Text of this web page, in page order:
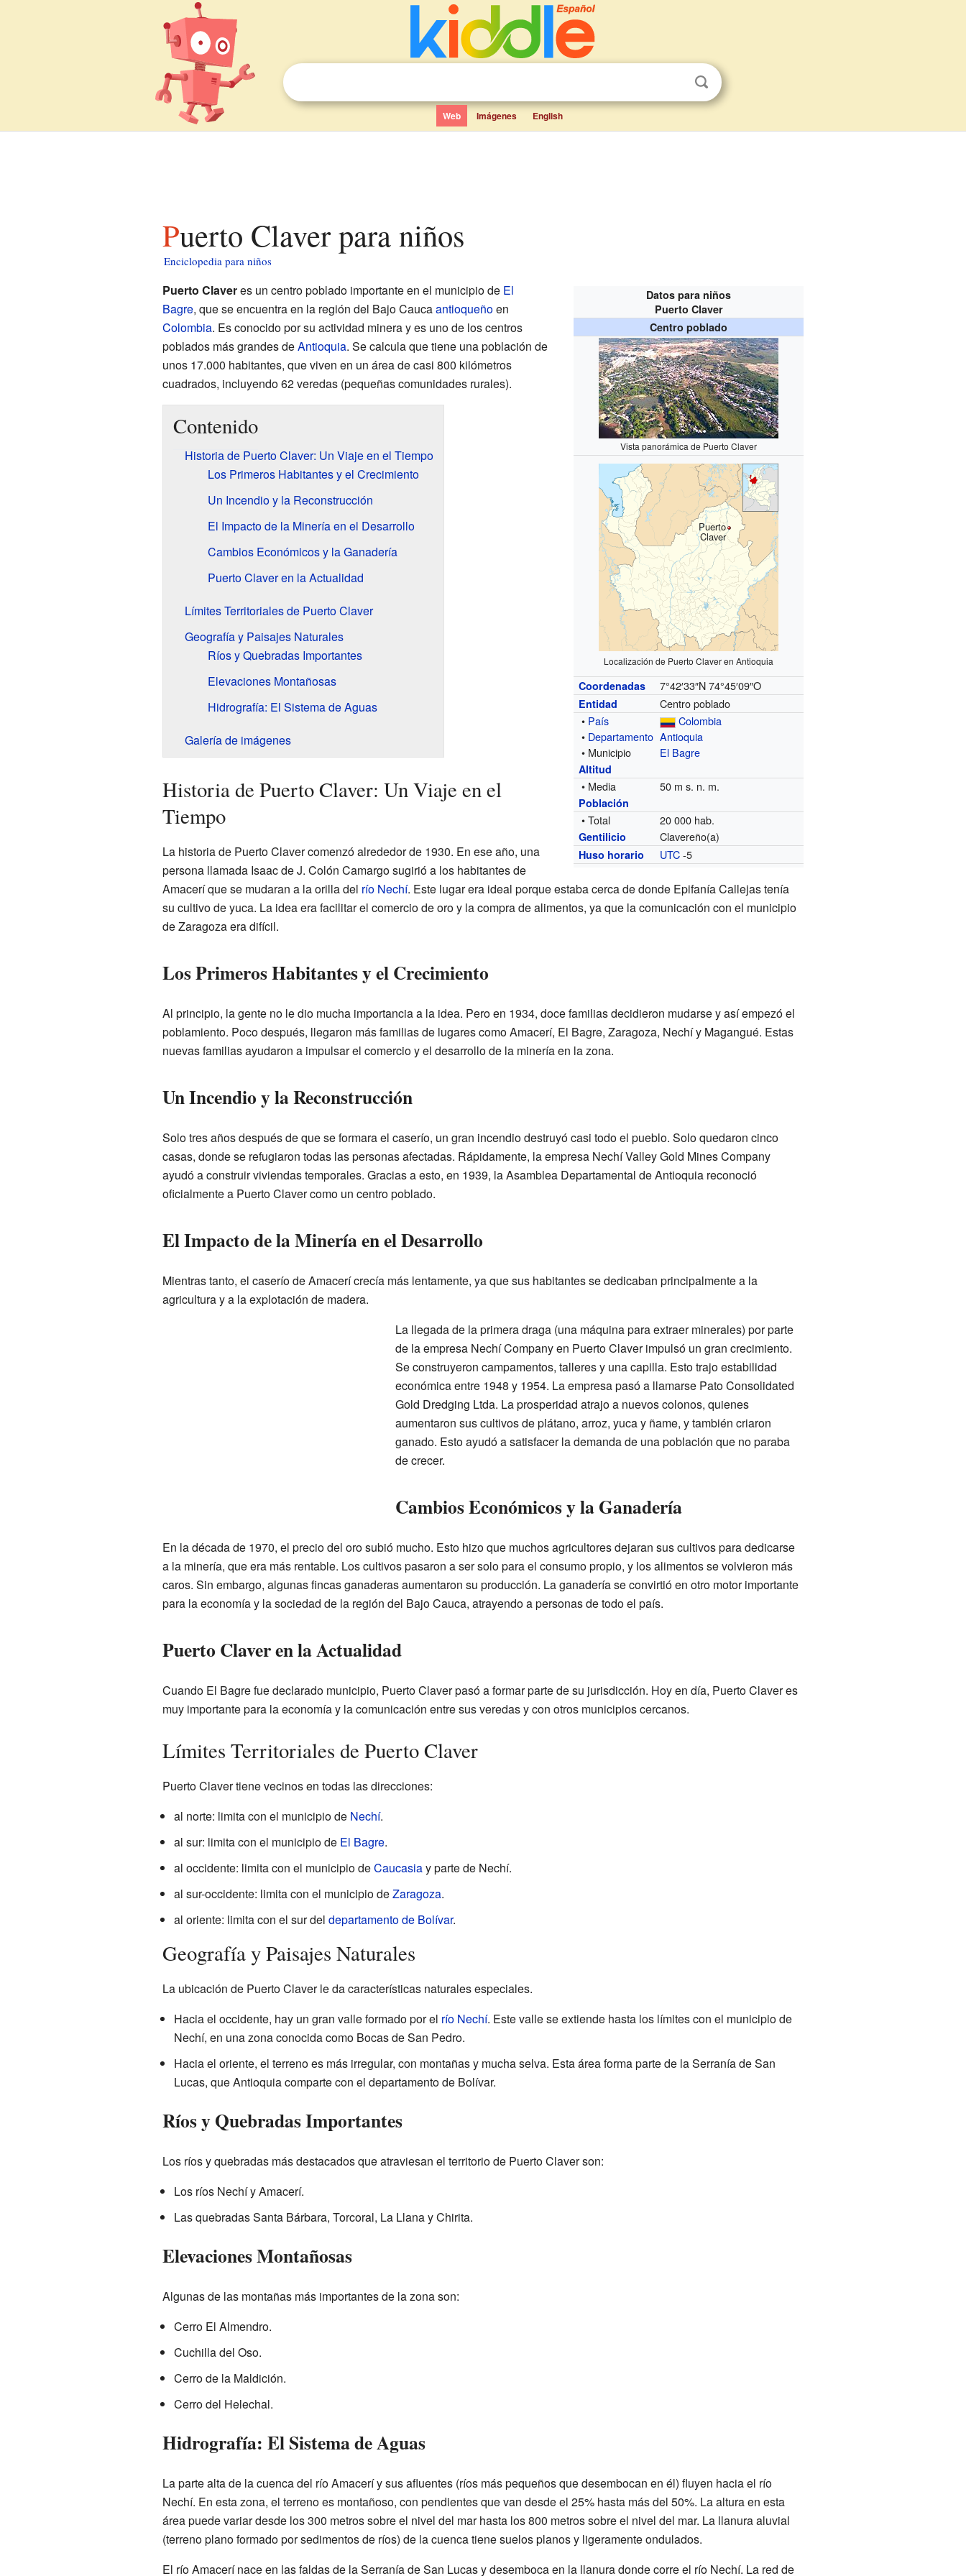
Web Imágenes English
Puerto Claver para niños
Enciclopedia para niños
Datos para niños
Puerto Claver
Centro poblado
Vista panorámica de Puerto Claver
Puerto
Claver
Localización de Puerto Claver en Antioquia
Coordenadas 7°42′33″N 74°45′09″O
Entidad
Centro poblado
• País
Colombia
• Departamento Antioquia
• Municipio
El Bagre
Altitud
• Media 50 m s. n. m.
Población
• Total 20 000 hab.
Gentilicio Clavereño(a)
Huso horario UTC-5
Puerto Claveres un centro poblado importante en el municipio de El
Bagre, que se encuentra en la región del Bajo Caucaantioqueñoen
Colombia. Es conocido por su actividad minera y es uno de los centros
poblados más grandes deAntioquia. Se calcula que tiene una población de
unos 17.000 habitantes, que viven en un área de casi 800 kilómetros
cuadrados, incluyendo 62 veredas (pequeñas comunidades rurales).
Contenido
Historia de Puerto Claver: Un Viaje en el Tiempo
Los Primeros Habitantes y el Crecimiento
Un Incendio y la Reconstrucción
El Impacto de la Minería en el Desarrollo
Cambios Económicos y la Ganadería
Puerto Claver en la Actualidad
Límites Territoriales de Puerto Claver
Geografía y Paisajes Naturales
Ríos y Quebradas Importantes
Elevaciones Montañosas
Hidrografía: El Sistema de Aguas
Galería de imágenes
Historia de Puerto Claver: Un Viaje en el
Tiempo
La historia de Puerto Claver comenzó alrededor de 1930. En ese año, una
persona llamada Isaac de J. Colón Camargo sugirió a los habitantes de
Amacerí que se mudaran a la orilla del río Nechí. Este lugar era ideal porque estaba cerca de donde Epifanía Callejas tenía
su cultivo de yuca. La idea era facilitar el comercio de oro y la compra de alimentos, ya que la comunicación con el municipio
de Zaragoza era difícil.
Los Primeros Habitantes y el Crecimiento
Al principio, la gente no le dio mucha importancia a la idea. Pero en 1934, doce familias decidieron mudarse y así empezó el
poblamiento. Poco después, llegaron más familias de lugares como Amacerí, El Bagre, Zaragoza, Nechí y Magangué. Estas
nuevas familias ayudaron a impulsar el comercio y el desarrollo de la minería en la zona.
Un Incendio y la Reconstrucción
Solo tres años después de que se formara el caserío, un gran incendio destruyó casi todo el pueblo. Solo quedaron cinco
casas, donde se refugiaron todas las personas afectadas. Rápidamente, la empresa Nechí Valley Gold Mines Company
ayudó a construir viviendas temporales. Gracias a esto, en 1939, la Asamblea Departamental de Antioquia reconoció
oficialmente a Puerto Claver como un centro poblado.
El Impacto de la Minería en el Desarrollo
Mientras tanto, el caserío de Amacerí crecía más lentamente, ya que sus habitantes se dedicaban principalmente a la
agricultura y a la explotación de madera.
La llegada de la primera draga (una máquina para extraer minerales) por parte
de la empresa Nechí Company en Puerto Claver impulsó un gran crecimiento.
Se construyeron campamentos, talleres y una capilla. Esto trajo estabilidad
económica entre 1948 y 1954. La empresa pasó a llamarse Pato Consolidated
Gold Dredging Ltda. La prosperidad atrajo a nuevos colonos, quienes
aumentaron sus cultivos de plátano, arroz, yuca y ñame, y también criaron
ganado. Esto ayudó a satisfacer la demanda de una población que no paraba
de crecer.
Cambios Económicos y la Ganadería
En la década de 1970, el precio del oro subió mucho. Esto hizo que muchos agricultores dejaran sus cultivos para dedicarse
a la minería, que era más rentable. Los cultivos pasaron a ser solo para el consumo propio, y los alimentos se volvieron más
caros. Sin embargo, algunas fincas ganaderas aumentaron su producción. La ganadería se convirtió en otro motor importante
para la economía y la sociedad de la región del Bajo Cauca, atrayendo a personas de todo el país.
Puerto Claver en la Actualidad
Cuando El Bagre fue declarado municipio, Puerto Claver pasó a formar parte de su jurisdicción. Hoy en día, Puerto Claver es
muy importante para la economía y la comunicación entre sus veredas y con otros municipios cercanos.
Límites Territoriales de Puerto Claver
Puerto Claver tiene vecinos en todas las direcciones:
al norte: limita con el municipio de Nechí.
al sur: limita con el municipio de El Bagre.
al occidente: limita con el municipio deCaucasiay parte de Nechí.
al sur-occidente: limita con el municipio deZaragoza.
al oriente: limita con el sur del departamento de Bolívar.
Geografía y Paisajes Naturales
La ubicación de Puerto Claver le da características naturales especiales.
Hacia el occidente, hay un gran valle formado por el río Nechí. Este valle se extiende hasta los límites con el municipio de
Nechí, en una zona conocida como Bocas de San Pedro.
Hacia el oriente, el terreno es más irregular, con montañas y mucha selva. Esta área forma parte de la Serranía de San
Lucas, que Antioquia comparte con el departamento de Bolívar.
Ríos y Quebradas Importantes
Los ríos y quebradas más destacados que atraviesan el territorio de Puerto Claver son:
Los ríos Nechí y Amacerí.
Las quebradas Santa Bárbara, Torcoral, La Llana y Chirita.
Elevaciones Montañosas
Algunas de las montañas más importantes de la zona son:
Cerro El Almendro.
Cuchilla del Oso.
Cerro de la Maldición.
Cerro del Helechal.
Hidrografía: El Sistema de Aguas
La parte alta de la cuenca del río Amacerí y sus afluentes (ríos más pequeños que desembocan en él) fluyen hacia el río
Nechí. En esta zona, el terreno es montañoso, con pendientes que van desde el 25% hasta más del 50%. La altura en esta
área puede variar desde los 300 metros sobre el nivel del mar hasta los 800 metros sobre el nivel del mar. La llanura aluvial
(terreno plano formado por sedimentos de ríos) de la cuenca tiene suelos planos y ligeramente ondulados.
El río Amacerí nace en las faldas de la Serranía de San Lucas y desemboca en la llanura donde corre el río Nechí. La red de